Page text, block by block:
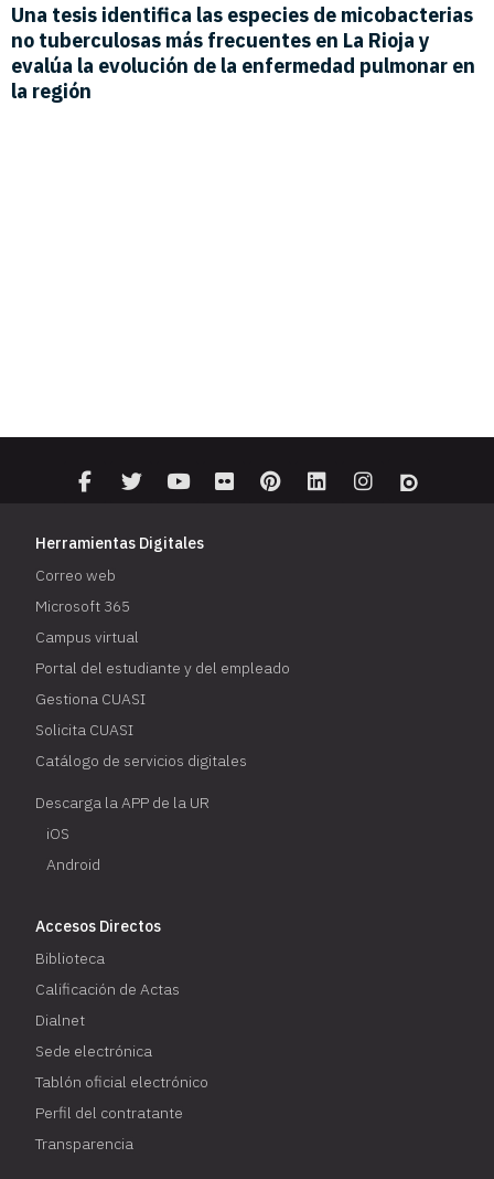
Herramientas Digitales
Correo web
Microsoft 365
Campus virtual
Portal del estudiante y del empleado
Gestiona CUASI
Solicita CUASI
Catálogo de servicios digitales
Descarga la APP de la UR
iOS
Android
Accesos Directos
Biblioteca
Calificación de Actas
Dialnet
Sede electrónica
Tablón oficial electrónico
Perfil del contratante
Transparencia